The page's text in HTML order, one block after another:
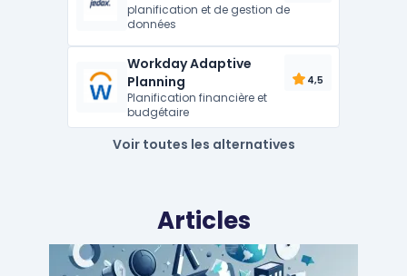
planification et de gestion de
données
Workday Adaptive
Planning
4,5
Planification financière et
budgétaire
Voir toutes les alternatives
Articles